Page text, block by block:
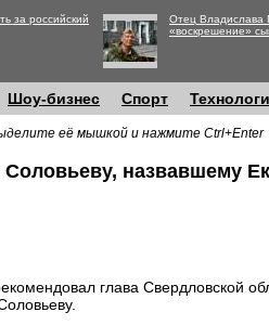
за российский
Отец Владислава
«воскрешение»
Шоу-бизнес Спорт
её мышкой и нажмите Ctrl+Enter
назвавшему
глава Свердловской